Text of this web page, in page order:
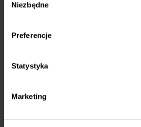
zgody
Niezbędne
Preferencje
Statystyka
Marketing
360 gospodarstw o